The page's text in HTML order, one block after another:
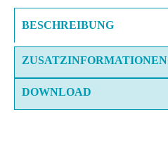
BESCHREIBUNG
ZUSATZINFORMATIONEN
DOWNLOAD